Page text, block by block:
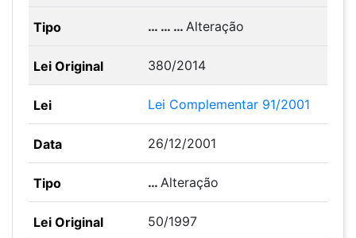
… … …Alteração
380/2014
Lei Complementar 91/2001
26/12/2001
…Alteração
50/1997